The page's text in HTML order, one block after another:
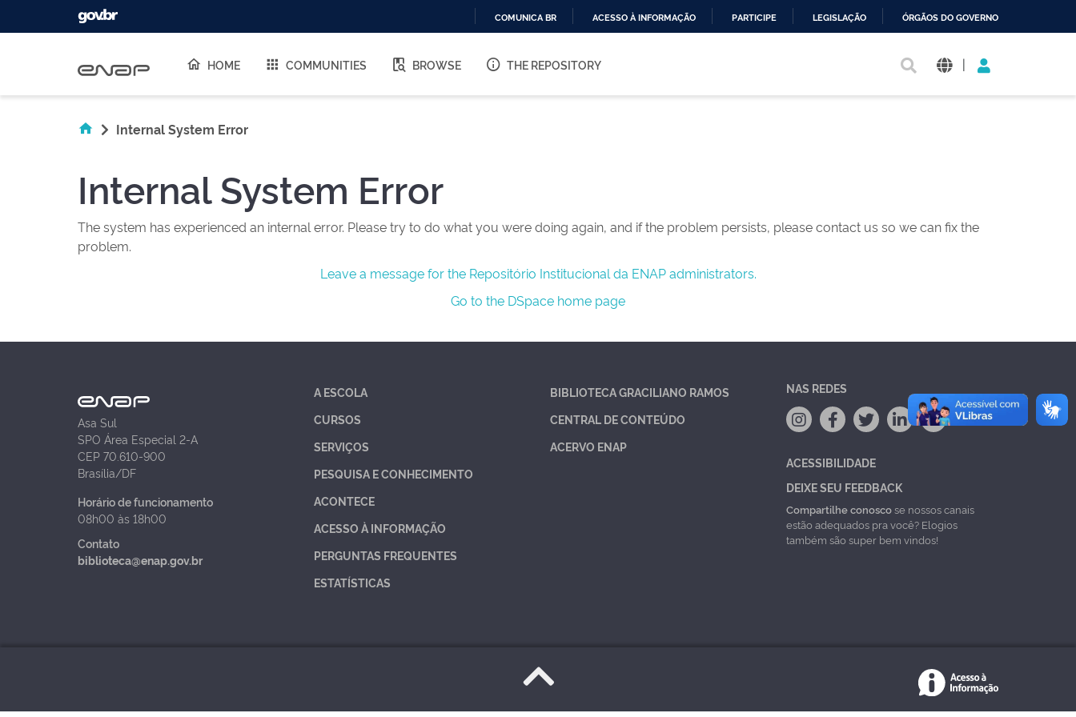
O
COMUNICA BR ACESSO À INFORMAÇÃO PARTICIPE LEGISLAÇÃO ÓRGÃOS DO GOVERNO
HOME COMMUNITIES BROWSE THE REPOSITORY |
Internal System Error
Internal System Error
The system has experienced an internal error. Please try to do what you were doing again, and if the problem persists, please contact us so we can fix the
problem.
Leave a message for the Repositório Institucional da ENAP administrators.
Go to the DSpace home page
Asa Sul
SPO Área Especial 2-A
CEP 70.610-900
Brasília/DF
Horário de funcionamento
08h00 às 18h00
Contato
biblioteca@enap.gov.br
A ESCOLA
CURSOS
SERVIÇOS
PESQUISA E CONHECIMENTO
ACONTECE
ACESSO À INFORMAÇÃO
PERGUNTAS FREQUENTES
ESTATÍSTICAS
BIBLIOTECA GRACILIANO RAMOS
CENTRAL DE CONTEÚDO
ACERVO ENAP
NAS REDES
ACESSIBILIDADE
DEIXE SEU FEEDBACK
Compartilhe conoscose nossos canais
estão adequados pra você? Elogios
também são super bem vindos!